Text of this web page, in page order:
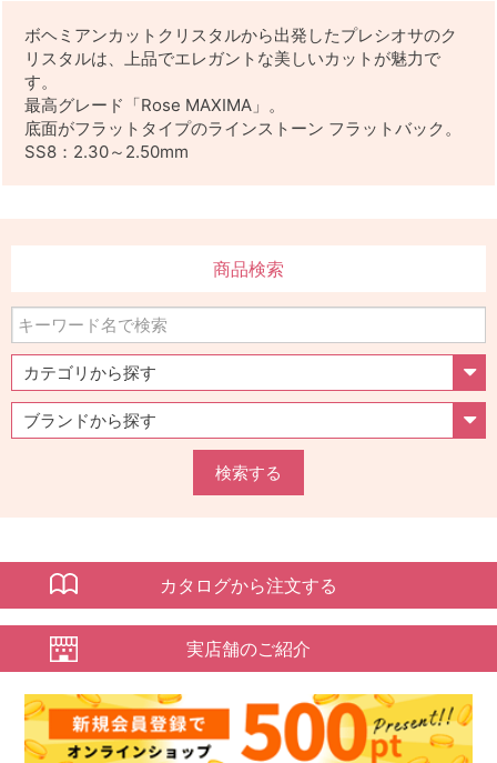
ボヘミアンカットクリスタルから出発したプレシオサのク
リスタルは、上品でエレガントな美しいカットが魅力で
す。
最高グレード「Rose MAXIMA」。
底面がフラットタイプのラインストーン フラットバック。
SS8：2.30～2.50mm
商品検索
検索する
カタログから注文する
実店舗のご紹介